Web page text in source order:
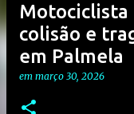
colisão e
em Palmela
em março 30, 2026